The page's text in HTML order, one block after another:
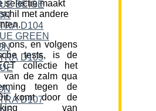
selectie maakt
met andere
ons, en volgens
tests, is de
collectie het
van de zalm qua
tegen de
komt door de
van